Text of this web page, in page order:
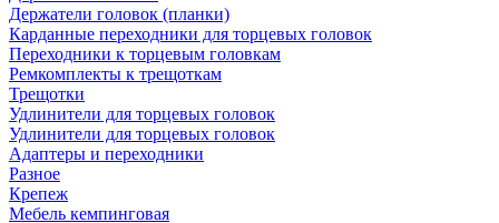
Держатели головок (планки)
Карданные переходники для торцевых головок
Переходники к торцевым головкам
Ремкомплекты к трещоткам
Трещотки
Удлинители для торцевых головок
Удлинители для торцевых головок
Адаптеры и переходники
Разное
Крепеж
Мебель кемпинговая